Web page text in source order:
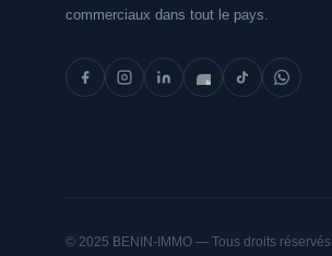
commerciaux dans tout le pays.
© 2025 BENIN-IMMO — Tous droits réservés